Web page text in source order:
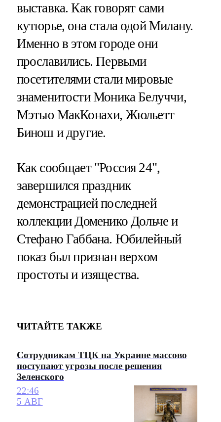
выставка. Как говорят сами
кутюрье, она стала одой Милану.
Именно в этом городе они
прославились. Первыми
посетителями стали мировые
знаменитости Моника Белуччи,
Мэтью МакКонахи, Жюльетт
Бинош и другие.
Как сообщает "Россия 24",
завершился праздник
демонстрацией последней
коллекции Доменико Дольче и
Стефано Габбана. Юбилейный
показ был признан верхом
простоты и изящества.
ЧИТАЙТЕ ТАКЖЕ
Сотрудникам ТЦК на Украине массово
поступают угрозы после решения
Зеленского
22:46
5 АВГ